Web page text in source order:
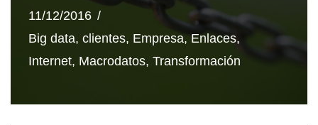
11/12/2016
Big data, clientes, Empresa, Enlaces,
Internet, Macrodatos, Transformación